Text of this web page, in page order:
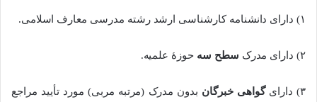
۱) دارای دانشنامه کارشناسی ارشد رشته مدرسی معارف اسلامی.
۲) دارای مدرک سطح سه حوزۀ علمیه.
۳) دارای گواهی خبرگان بدون مدرک (مرتبه مربی) مورد تأیید مراجع